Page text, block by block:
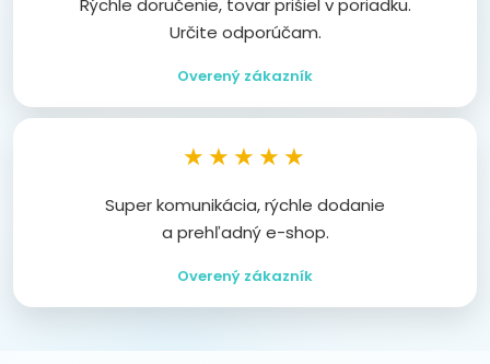
Rýchle doručenie, tovar prišiel v poriadku.
Určite odporúčam.
Overený zákazník
★★★★★
Super komunikácia, rýchle dodanie
a prehľadný e-shop.
Overený zákazník